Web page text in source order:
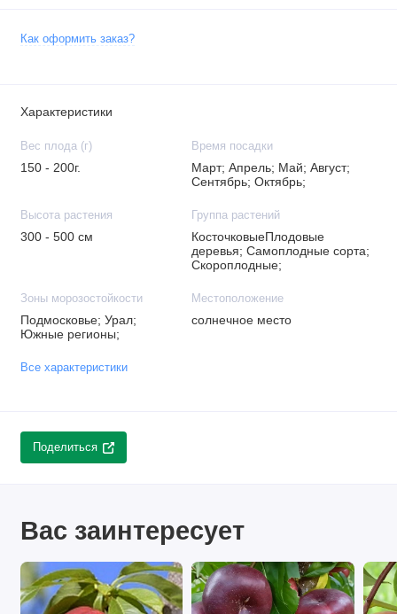
Как оформить заказ?
Характеристики
Вес плода (г)
150 - 200г.
Время посадки
Март; Апрель; Май; Август;
Сентябрь; Октябрь;
Высота растения
300 - 500 см
Группа растений
КосточковыеПлодовые
деревья; Самоплодные сорта;
Скороплодные;
Зоны морозостойкости
Подмосковье; Урал;
Южные регионы;
Местоположение
солнечное место
Все характеристики
Поделиться
Вас заинтересует